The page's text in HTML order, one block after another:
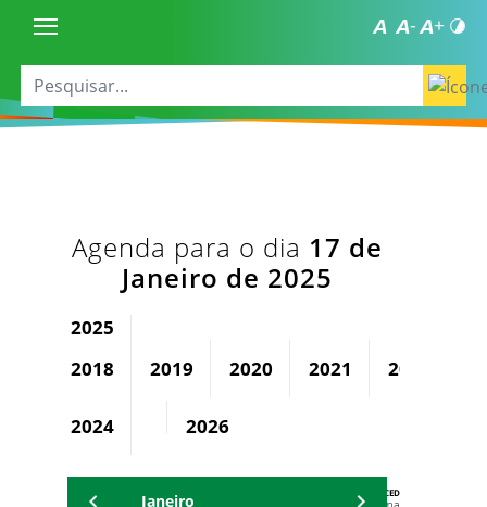
Agenda para o dia 17 de
Janeiro de 2025
2025
2018
2019 2020 2021 2022
2024 2026
AGENDA DA CODED/CED
Janeiro